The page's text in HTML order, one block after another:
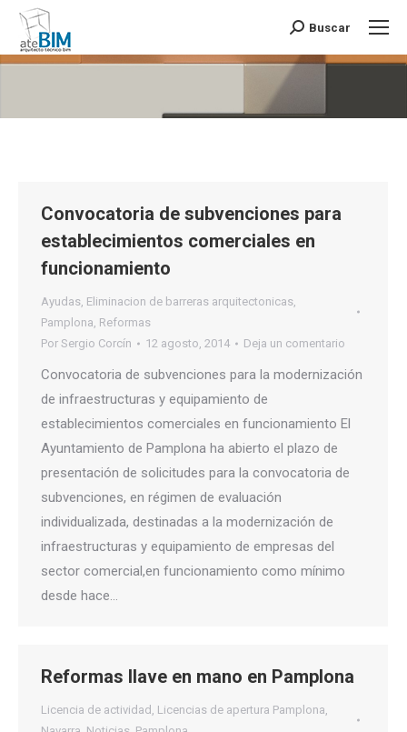
Buscar:
Buscar
Convocatoria de subvenciones para
establecimientos comerciales en
funcionamiento
Ayudas, Eliminacion de barreras arquitectonicas,
Pamplona, Reformas
Por Sergio Corcín 12 agosto, 2014 Deja un comentario
Convocatoria de subvenciones para la modernización
de infraestructuras y equipamiento de
establecimientos comerciales en funcionamiento El
Ayuntamiento de Pamplona ha abierto el plazo de
presentación de solicitudes para la convocatoria de
subvenciones, en régimen de evaluación
individualizada, destinadas a la modernización de
infraestructuras y equipamiento de empresas del
sector comercial,en funcionamiento como mínimo
desde hace…
Reformas llave en mano en Pamplona
Licencia de actividad , Licencias de apertura Pamplona,